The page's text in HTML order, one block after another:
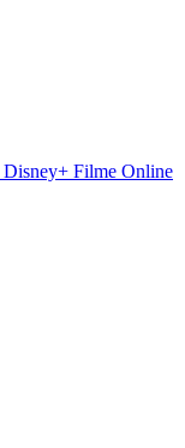
Disney+ Filme Online